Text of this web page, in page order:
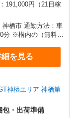
191,000円（21日稼
栖市 通勤方法：車
分 ※構内の（無料）
細を見る
神栖エリア 神栖第
包・出荷準備